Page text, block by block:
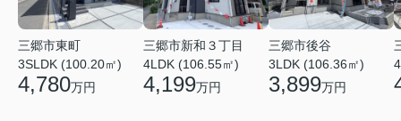
三郷市東町
3SLDK (100.20㎡)
4,780万円
三郷市新和３丁目
4LDK (106.55㎡)
4,199万円
三郷市後谷
3LDK (106.36㎡)
3,899万円